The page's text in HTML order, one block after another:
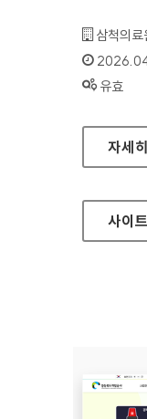
기관명 :
삼척의료
인증기간
상태 :
유효
삼척
자세
사이트